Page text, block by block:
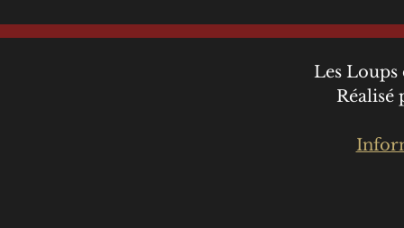
Les
Réalisé